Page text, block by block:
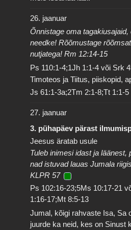
26. jaanuar
Õnnistage oma tagakiusajaid,
needke! Rõõmustage
nutjatega! Rm 12:14-15
Ps 110:1-4;1Jh 1:1-4 või Srk
Timoteos ja Tiitus, piiskopid,
Js 61:1-3a;2Tm 2:1-8;Tt 1:1-5
27. jaanuar
3. pühapäev pärast
Jeesus äratab usule
Tuleb inimesi idast ja läänest,
nad istuvad lauas Jumala
KLPR 57
Ps 102:16-23;5Ms 10:17-21
1:16-17;Mt 8:5-13
Jumal, kõigi rahvaste Isa, Sa
juurde ka neid, kes on Sinust